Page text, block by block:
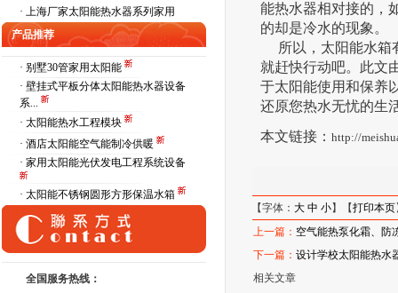
· 上海厂家太阳能热水器系列家用
产品推荐
· 别墅30管家用太阳能
· 壁挂式平板分体太阳能热水器设备
系...
· 太阳能热水工程模块
· 酒店太阳能空气能制冷供暖
· 家用太阳能光伏发电工程系统设备
· 太阳能不锈钢圆形方形保温水箱
全国服务热线：
能热水器相对接的，
的却是冷水的现象。
所以，太阳能水箱
就赶快行动吧。此文
于太阳能使用和保养
还原您热水无忧的生
本文链接：http://
【字体：大 中 小】【打印本页
上一篇： 空气能热泵化霜、防
下一篇：设计学校太阳能热水
相关文章